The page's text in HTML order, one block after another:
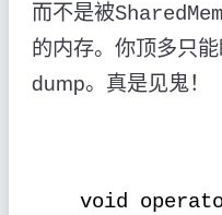
而不是被
的内存。你顶多只
dump。真是见鬼！
void